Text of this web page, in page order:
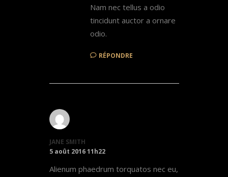
Nam nec tellus a odio
tincidunt auctor a ornare
odio.
RÉPONDRE
JANE SMITH
5 août 2016 11h22
Alienum phaedrum torquatos nec eu,